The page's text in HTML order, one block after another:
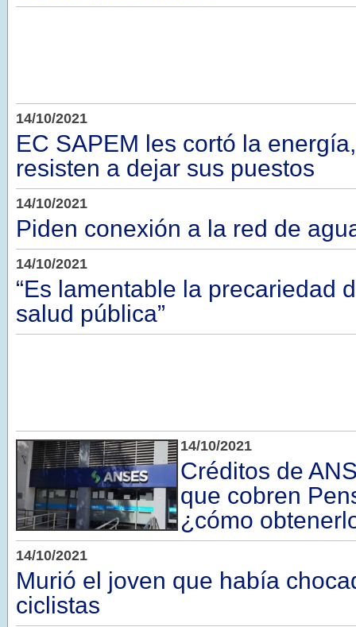
14/10/2021
EC SAPEM les cortó la
resisten a dejar sus puestos
14/10/2021
Piden conexión a la red de
14/10/2021
“Es lamentable la precariedad
salud pública”
14/10/2021
Créditos de
que cobren
¿cómo
14/10/2021
Murió el joven que había
ciclistas